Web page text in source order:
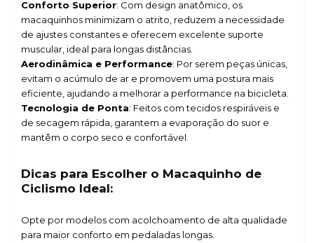
Conforto Superior: Com design anatômico, os
macaquinhos minimizam o atrito, reduzem a necessidade
de ajustes constantes e oferecem excelente suporte
muscular, ideal para longas distâncias.
Aerodinâmica e Performance: Por serem peças únicas,
evitam o acúmulo de ar e promovem uma postura mais
eficiente, ajudando a melhorar a performance na bicicleta.
Tecnologia de Ponta: Feitos com tecidos respiráveis e
de secagem rápida, garantem a evaporação do suor e
mantêm o corpo seco e confortável.
Dicas para Escolher o Macaquinho de
Ciclismo Ideal:
Opte por modelos com acolchoamento de alta qualidade
para maior conforto em pedaladas longas.